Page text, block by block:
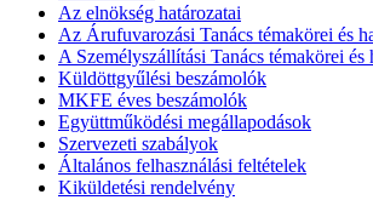
Az elnökség határozatai
Az Árufuvarozási Tanács témakörei és
A Személyszállítási Tanács témakörei és
Küldöttgyűlési beszámolók
MKFE éves beszámolók
Együttműködési megállapodások
Szervezeti szabályok
Általános felhasználási feltételek
Kiküldetési rendelvény